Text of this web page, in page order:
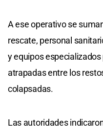
A ese operativo se
rescate, personal
y equipos
atrapadas entre los
colapsadas.
Las autoridades